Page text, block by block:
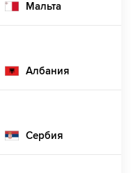
Мальта
Албания
Сербия